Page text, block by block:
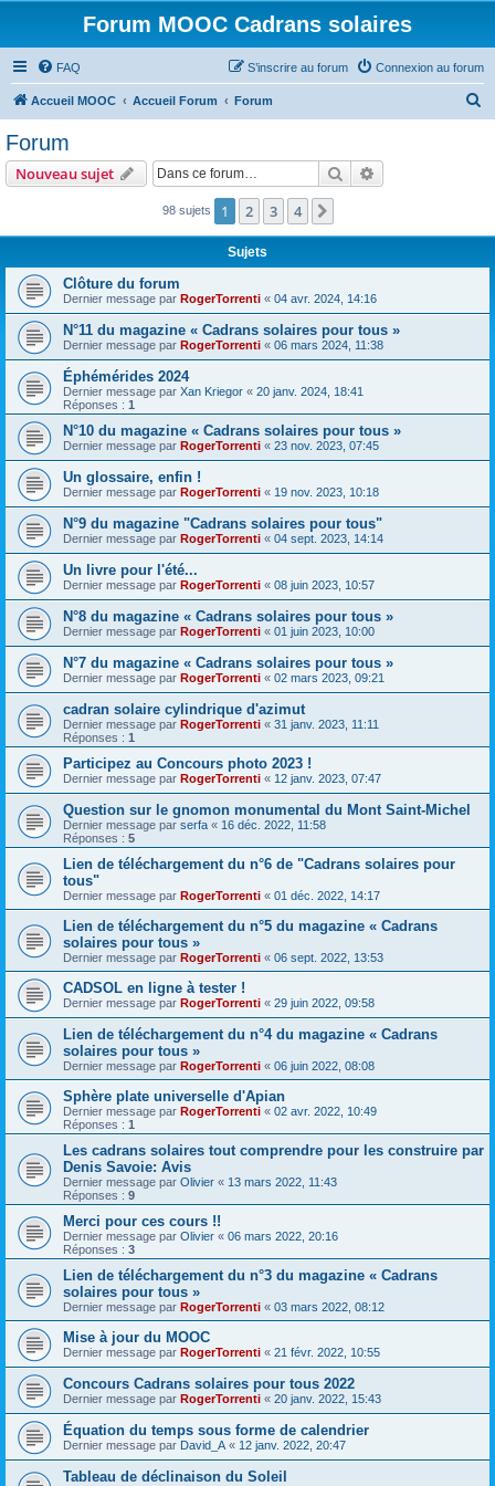
Forum MOOC Cadrans solaires
FAQ Connexion au forum
S’inscrire au forum
Accueil MOOC Accueil Forum Forum
e
Forum
Nouveau sujet Rechercher
98 sujets 1 2 3 4
Sujets
Clôture du forum
Dernier message par RogerTorrenti « 04 avr. 2024, 14:16
N°11 du magazine « Cadrans solaires pour tous »
Dernier message par RogerTorrenti « 06 mars 2024, 11:38
Éphémérides 2024
Dernier message par Xan Kriegor « 20 janv. 2024, 18:41
Réponses : 1
N°10 du magazine « Cadrans solaires pour tous »
Dernier message par RogerTorrenti « 23 nov. 2023, 07:45
Un glossaire, enfin !
Dernier message par RogerTorrenti « 19 nov. 2023, 10:18
N°9 du magazine "Cadrans solaires pour tous"
Dernier message par RogerTorrenti « 04 sept. 2023, 14:14
Un livre pour l'été...
Dernier message par RogerTorrenti « 08 juin 2023, 10:57
N°8 du magazine « Cadrans solaires pour tous »
Dernier message par RogerTorrenti « 01 juin 2023, 10:00
N°7 du magazine « Cadrans solaires pour tous »
Dernier message par RogerTorrenti « 02 mars 2023, 09:21
cadran solaire cylindrique d'azimut
Dernier message par RogerTorrenti « 31 janv. 2023, 11:11
Réponses : 1
Participez au Concours photo 2023 !
Dernier message par RogerTorrenti « 12 janv. 2023, 07:47
Question sur le gnomon monumental du Mont Saint-Michel
Dernier message par serfa « 16 déc. 2022, 11:58
Réponses : 5
Lien de téléchargement du n°6 de "Cadrans solaires pour
tous"
Dernier message par RogerTorrenti « 01 déc. 2022, 14:17
Lien de téléchargement du n°5 du magazine « Cadrans
solaires pour tous »
Dernier message par RogerTorrenti « 06 sept. 2022, 13:53
CADSOL en ligne à tester !
Dernier message par RogerTorrenti « 29 juin 2022, 09:58
Lien de téléchargement du n°4 du magazine « Cadrans
solaires pour tous »
Dernier message par RogerTorrenti « 06 juin 2022, 08:08
Sphère plate universelle d'Apian
Dernier message par RogerTorrenti « 02 avr. 2022, 10:49
Réponses : 1
Les cadrans solaires tout comprendre pour les construire par
Denis Savoie: Avis
Dernier message par Olivier « 13 mars 2022, 11:43
Réponses : 9
Merci pour ces cours !!
Dernier message par Olivier « 06 mars 2022, 20:16
Réponses : 3
Lien de téléchargement du n°3 du magazine « Cadrans
solaires pour tous »
Dernier message par RogerTorrenti « 03 mars 2022, 08:12
Mise à jour du MOOC
Dernier message par RogerTorrenti « 21 févr. 2022, 10:55
Concours Cadrans solaires pour tous 2022
Dernier message par RogerTorrenti « 20 janv. 2022, 15:43
Équation du temps sous forme de calendrier
Dernier message par David_A « 12 janv. 2022, 20:47
Tableau de déclinaison du Soleil